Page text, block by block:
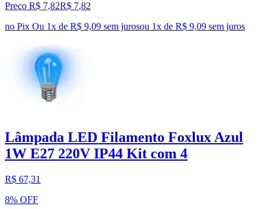
Preço R$ 7,82R$ 7,82
no Pix Ou 1x de R$ 9,09 sem jurosou 1x de R$ 9,09 sem juros
Lâmpada LED Filamento Foxlux Azul
1W E27 220V IP44 Kit com 4
R$ 67,31
8% OFF